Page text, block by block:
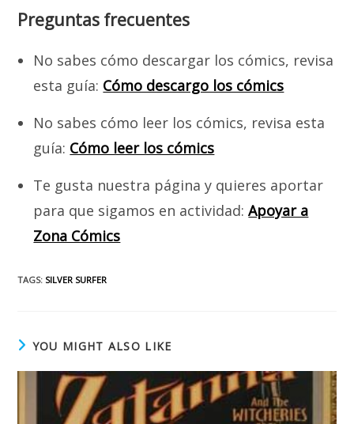
Preguntas frecuentes
No sabes cómo descargar los cómics, revisa
esta guía: Cómo descargo los cómics
No sabes cómo leer los cómics, revisa esta
guía: Cómo leer los cómics
Te gusta nuestra página y quieres aportar
para que sigamos en actividad:Apoyar a
Zona Cómics
TAGS: SILVER SURFER
YOU MIGHT ALSO LIKE